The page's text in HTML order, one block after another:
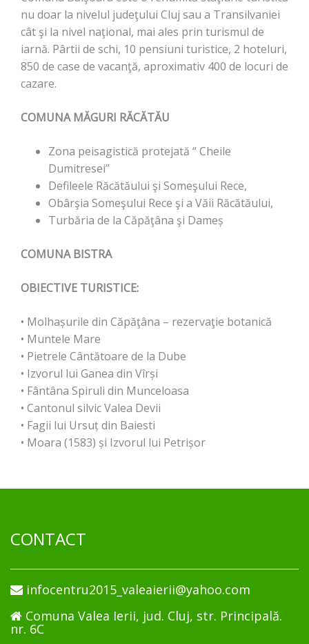
nu doar la nivelul judeţului Cluj sau a Transilvaniei
cât şi la nivel naţional, mai ales prin turismul de
iarnă. Pârtii de schi, 10 pensiuni turistice, 2 hoteluri,
850 de case de vacanţă, aproximativ 400 de locuri de
cazare.
COMUNA MĂGURI RĂCĂTĂU
Zona peisagistică protejată “ Cheile
Dumitresei”
Defileele Răcătăului şi Someşului Rece,
Obârşia Someşului Rece şi a Văii Răcătăului,
Turbăria de la Căpăţâna şi Dameș
COMUNA BISTRA
OBIECTIVE TURISTICE:
• Molhașurile din Căpăţâna – rezervaţie botanică
• Muntele Mare
• Pietrele Cântătoare de la Dube
• Izvorul lui Ganea din Vîrși
• Fântâna Spiruli din Munceloasa
• Cantonul silvic Valea Devii
• Fagii lui Ursuț din Baiesti
• Moara (1583) și Izvorul lui Petrișor
CONTACT
infocentru2015_valeaierii@yahoo.com
Comuna Valea Ierii, jud. Cluj, str. Principală.
nr. 6C